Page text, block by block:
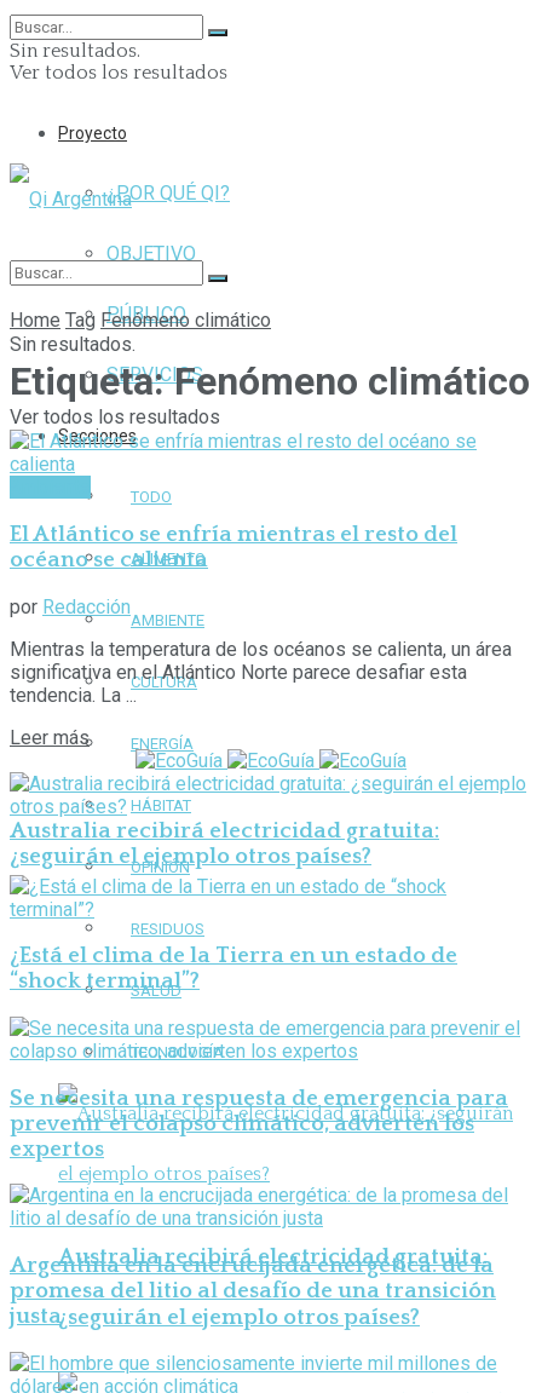
Sin resultados.
Ver todos los resultados
Proyecto
¿POR QUÉ QI?
OBJETIVO
PÚBLICO
SERVICIOS
Secciones
TODO
ALIMENTO
AMBIENTE
CULTURA
ENERGÍA
HÁBITAT
OPINIÓN
RESIDUOS
SALUD
TECNOLOGÍA
Australia recibirá electricidad gratuita:
¿seguirán el ejemplo otros países?
Sin resultados.
Ver todos los resultados
Home Tag Fenómeno climático
Etiqueta:Fenómeno climático
El Atlántico se enfría mientras el resto del
océano se calienta
por Redacción
Mientras la temperatura de los océanos se calienta, un área
significativa en el Atlántico Norte parece desafiar esta
tendencia. La ...
Leer más
Australia recibirá electricidad gratuita:
¿seguirán el ejemplo otros países?
¿Está el clima de la Tierra en un estado de
“shock terminal”?
Se necesita una respuesta de emergencia para
prevenir el colapso climático, advierten los
expertos
Argentina en la encrucijada energética: de la
promesa del litio al desafío de una transición
justa